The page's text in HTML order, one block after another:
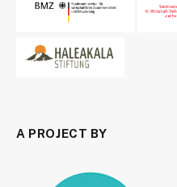
A PROJECT BY